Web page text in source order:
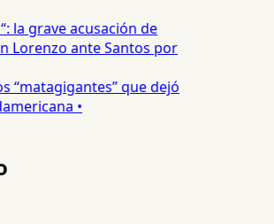
la grave acusación de
Lorenzo ante Santos por
“matagigantes” que dejó
•